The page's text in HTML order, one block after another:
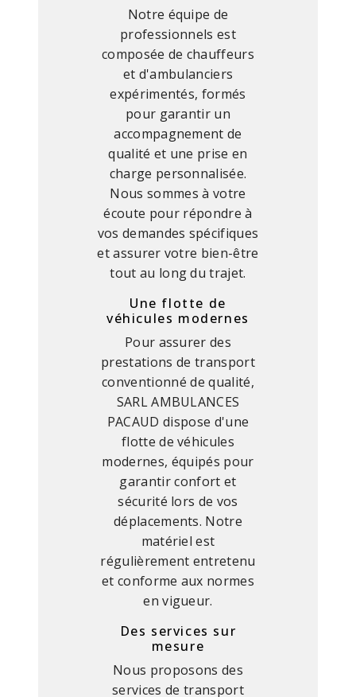
Notre équipe de
professionnels est
composée de chauffeurs
et d'ambulanciers
expérimentés, formés
pour garantir un
accompagnement de
qualité et une prise en
charge personnalisée.
Nous sommes à votre
écoute pour répondre à
vos demandes spécifiques
et assurer votre bien-être
tout au long du trajet.
Une flotte de
véhicules modernes
Pour assurer des
prestations de transport
conventionné de qualité,
SARL AMBULANCES
PACAUD dispose d'une
flotte de véhicules
modernes, équipés pour
garantir confort et
sécurité lors de vos
déplacements. Notre
matériel est
régulièrement entretenu
et conforme aux normes
en vigueur.
Des services sur
mesure
Nous proposons des
services de transport